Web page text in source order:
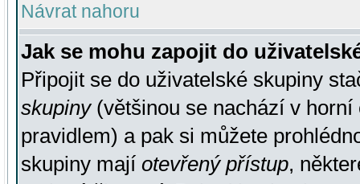
Návrat nahoru
Jak se mohu zapojit do
Připojit se do uživatelské skupiny
skupiny(většinou se nachází v horní
pravidlem) a pak si můžete
skupiny mají otevřený přístup,